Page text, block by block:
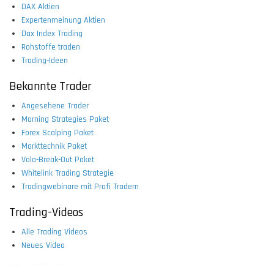
DAX Aktien
Expertenmeinung Aktien
Dax Index Trading
Rohstoffe traden
Trading-Ideen
Bekannte Trader
Angesehene Trader
Morning Strategies Paket
Forex Scalping Paket
Markttechnik Paket
Vola-Break-Out Paket
Whitelink Trading Strategie
Tradingwebinare mit Profi Tradern
Trading-Videos
Alle Trading Videos
Neues Video